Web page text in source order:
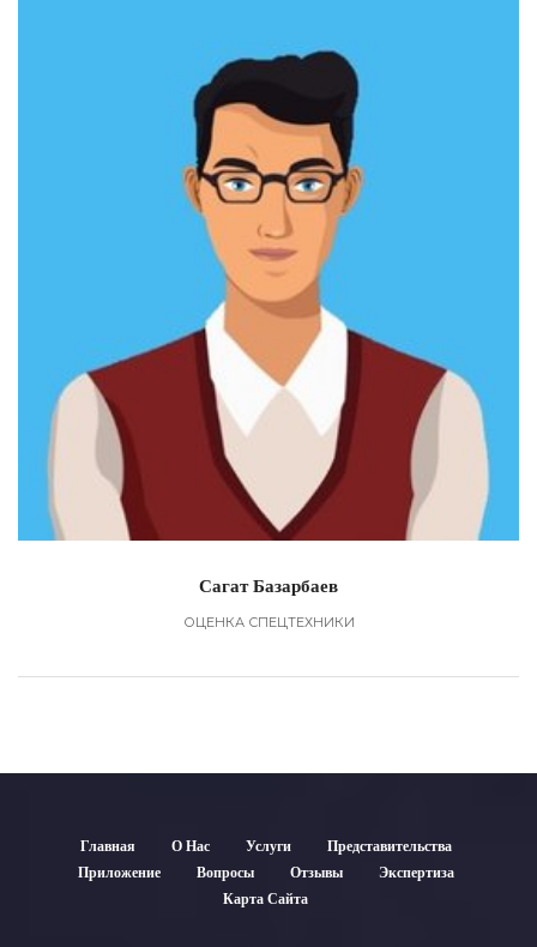
Сагат Базарбаев
ОЦЕНКА СПЕЦТЕХНИКИ
Главная О Нас Услуги
Представительства
Приложение
Вопросы Отзывы
Экспертиза
Карта Сайта